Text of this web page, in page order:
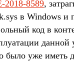
2018-8589,
в Windows и
код в
данной
уже иметь